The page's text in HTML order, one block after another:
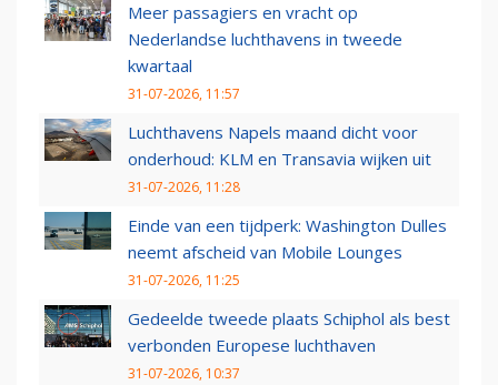
Meer passagiers en vracht op
Nederlandse luchthavens in tweede
kwartaal
31-07-2026, 11:57
Luchthavens Napels maand dicht voor
onderhoud: KLM en Transavia wijken uit
31-07-2026, 11:28
Einde van een tijdperk: Washington Dulles
neemt afscheid van Mobile Lounges
31-07-2026, 11:25
Gedeelde tweede plaats Schiphol als best
verbonden Europese luchthaven
31-07-2026, 10:37